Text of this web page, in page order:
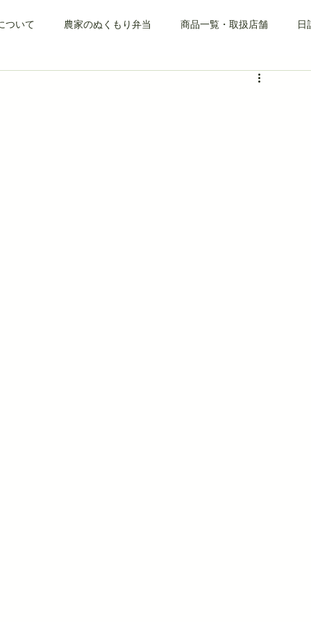
ついて 農家のぬくもり弁当 商品一覧・取扱店舗 日